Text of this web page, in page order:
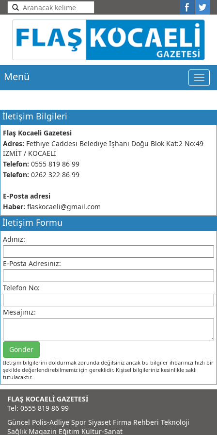
Menü
İletişim Bilgileri
Flaş Kocaeli Gazetesi
Adres: Fethiye Caddesi Belediye İşhanı Doğu Blok Kat:2 No:49
İZMİT / KOCAELİ
Telefon: 0555 819 86 99
Telefon: 0262 322 86 99
E-Posta adresi
Haber: flaskocaeli@gmail.com
İletişim Formu
Adınız:
E-Posta Adresiniz:
Telefon No:
Mesajınız:
Gönder
İletişim bilgilerini doldurmak zorunda değilsiniz ancak bu bilgiler ihbarınızı hızlı bir
şekilde değerlendirebilmemiz için gereklidir. Kişisel bilgileriniz kesinlikle saklı
tutulacaktır.
FLAŞ KOCAELİ GAZETESİ
Tel: 0555 819 86 99
Güncel Polis-Adliye Spor Siyaset Firma Rehberi Teknoloji
Sağlık Magazin Eğitim Kültür-Sanat